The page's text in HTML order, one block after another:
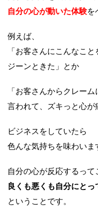
自分の心が動いた体験を
例えば、
「お客さんにこんなこと
ジーンときた」とか
「お客さんからクレー
言われて、ズキっと心が
ビジネスをしていたら
色んな気持ちを味わいま
自分の心が反応するって
良くも悪くも自分にと
ということです。